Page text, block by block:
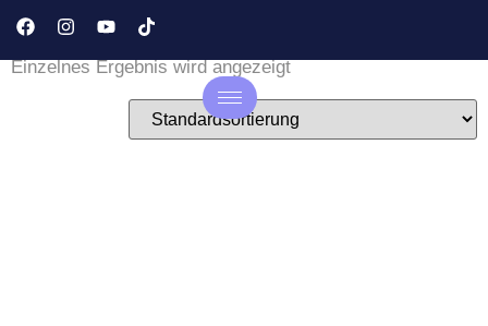
Designstoff Lederoptik
Einzelnes Ergebnis wird angezeigt